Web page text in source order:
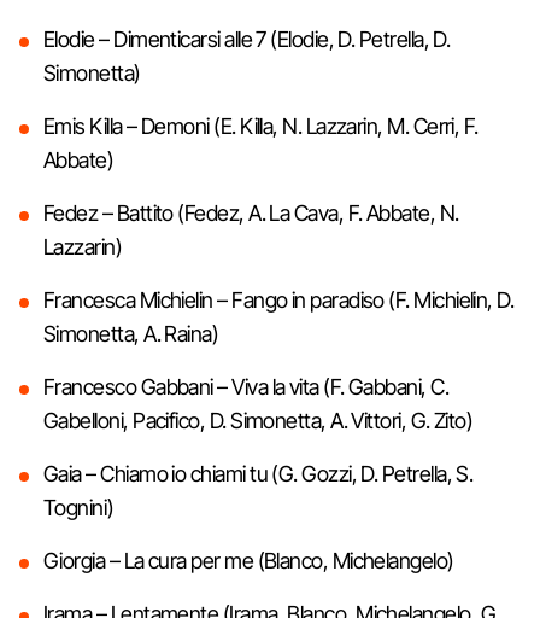
Elodie – Dimenticarsi alle 7 (Elodie, D. Petrella, D.
Simonetta)
Emis Killa – Demoni (E. Killa, N. Lazzarin, M. Cerri, F.
Abbate)
Fedez – Battito (Fedez, A. La Cava, F. Abbate, N.
Lazzarin)
Francesca Michielin – Fango in paradiso (F. Michielin, D.
Simonetta, A. Raina)
Francesco Gabbani – Viva la vita (F. Gabbani, C.
Gabelloni, Pacifico, D. Simonetta, A. Vittori, G. Zito)
Gaia – Chiamo io chiami tu (G. Gozzi, D. Petrella, S.
Tognini)
Giorgia – La cura per me (Blanco, Michelangelo)